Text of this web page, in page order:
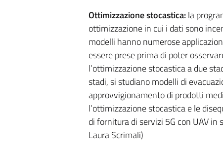
Ottimizzazione stocastica:la
ottimizzazione in cui i dati sono
modelli hanno numerose
essere prese prima di poter
l’ottimizzazione stocastica a due
stadi, si studiano modelli di
approvvigionamento di prodotti
l’ottimizzazione stocastica e le
di fornitura di servizi 5G con UAV in
Laura Scrimali)